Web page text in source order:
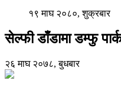
१९ माघ २०८०, शुक्रबार
सेल्फी डाँडामा डम्फु
२६ माघ २०७८, बुधबार